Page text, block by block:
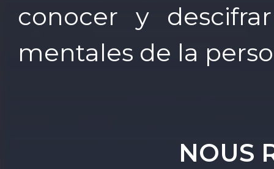
conocer y
mentales de la
NOUS